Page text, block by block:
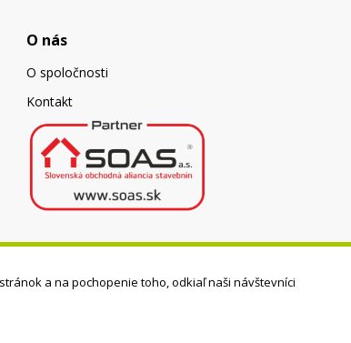
O nás
O spoločnosti
Kontakt
a na pochopenie toho, odkiaľ naši návštevníci